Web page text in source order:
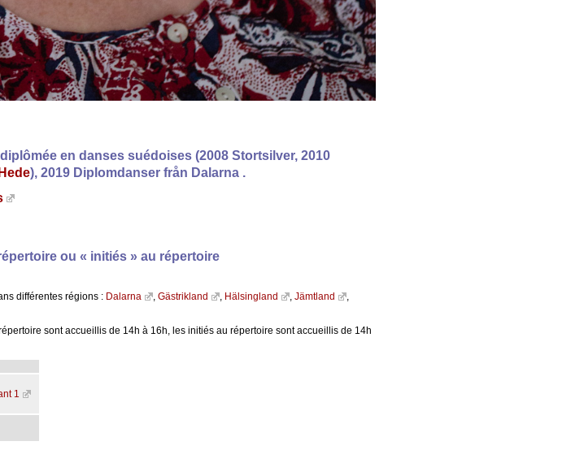
en danses suédoises (2008 Stortsilver, 2010
), 2019 Diplomdanser från Dalarna .
ou « initiés » au répertoire
différentes régions : Dalarna , Gästrikland , Hälsingland , Jämtland
,
sont accueillis de 14h à 16h, les initiés au répertoire sont accueillis de 14h
1